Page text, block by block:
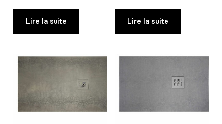
Lire la suite Lire la suite